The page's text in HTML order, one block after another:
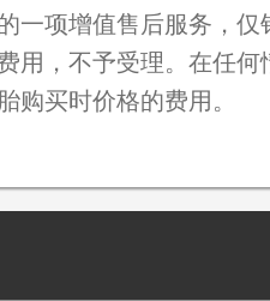
一项增值售后服务，
用，不予受理。在任
购买时价格的费用。